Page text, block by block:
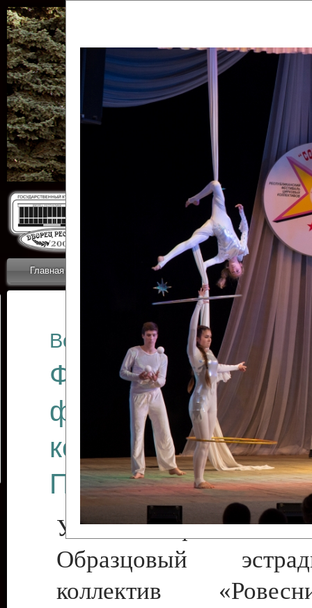
Главная Коллективы Новости
ОТЧЕТЫ ГКЦ
Все отчеты
Финал
фестиваля
коллективов
Приднестровского
Участники фестиваля:
Образцовый
коллектив